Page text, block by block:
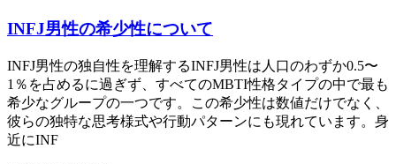
INFJ男性の希少性について
INFJ男性の独自性を理解するINFJ男性は人口のわずか0.5〜
1％を占めるに過ぎず、すべてのMBTI性格タイプの中で最も
希少なグループの一つです。この希少性は数値だけでなく、
彼らの独特な思考様式や行動パターンにも現れています。身
近にINF